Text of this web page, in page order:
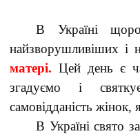
В Україні
найзворушливіших і
матері. Цей день є
згадуємо і
самовідданість жінок,
В Україні свято